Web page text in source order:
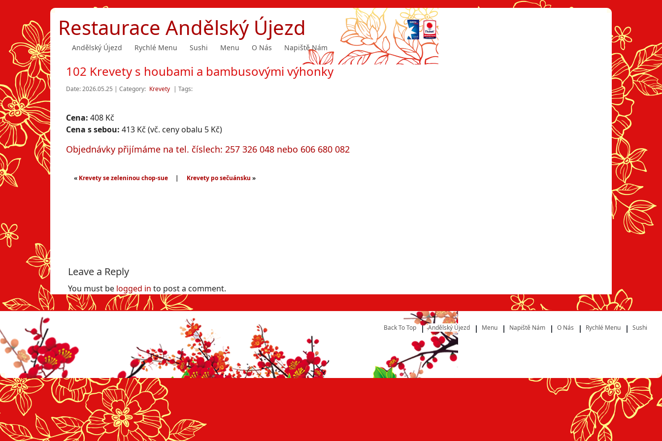
Restaurace Andělský Újezd
Andělský Újezd Rychlé Menu Sushi Menu O Nás Napiště Nám
102 Krevety s houbami a bambusovými výhonky
Date: 2026.05.25 | Category: Krevety | Tags:
Cena: 408 Kč
Cena s sebou: 413 Kč (vč. ceny obalu 5 Kč)
Objednávky přijímáme na tel. číslech: 257 326 048 nebo 606 680 082
« Krevety se zeleninou chop-sue | Krevety po sečuánsku »
Leave a Reply
You must be logged in to post a comment.
Back To Top Andělský Újezd Menu Napiště Nám O Nás Rychlé Menu Sushi